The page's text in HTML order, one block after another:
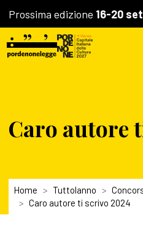
Prossima edizione 16-20
Caro autore
Home Tuttolanno
Caro autore ti scrivo 2024